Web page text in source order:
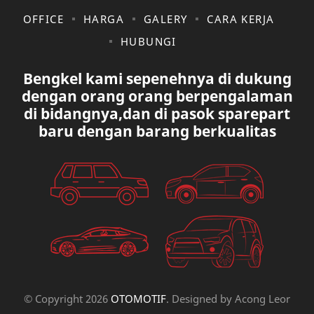
KIA KONSULTASI
MAZDA MERCEDES BANZ
MITSUBISHI MUSIK
PAUGEOT PETA
PORUM
PROTON RANGE ROVER
RECK STERING REK ELETRICK
OFFICE HARGA GALERY
CARA KERJA
HUBUNGI
Bengkel kami sepenehnya di dukung
dengan orang orang berpengalaman
di bidangnya,dan di pasok sparepart
baru dengan barang berkualitas
© Copyright 2026 OTOMOTIF. Designed by Acong Leor